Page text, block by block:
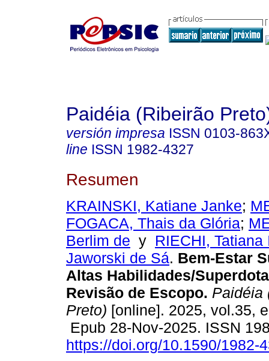
Paidéia (Ribeirão
versión impresa ISSN 0103-
line ISSN 1982-4327
Resumen
KRAINSKI, Katiane Janke;
FOGACA, Thais da Glória;
Berlim de y RIECHI, Tatiana
Jaworski de Sá. Bem-Estar
Altas Habilidades/
Revisão de Escopo. Paidéia
Preto) [online]. 2025, vol.35,
Epub 28-Nov-2025. ISSN
https://doi.org/10.1590/1982-